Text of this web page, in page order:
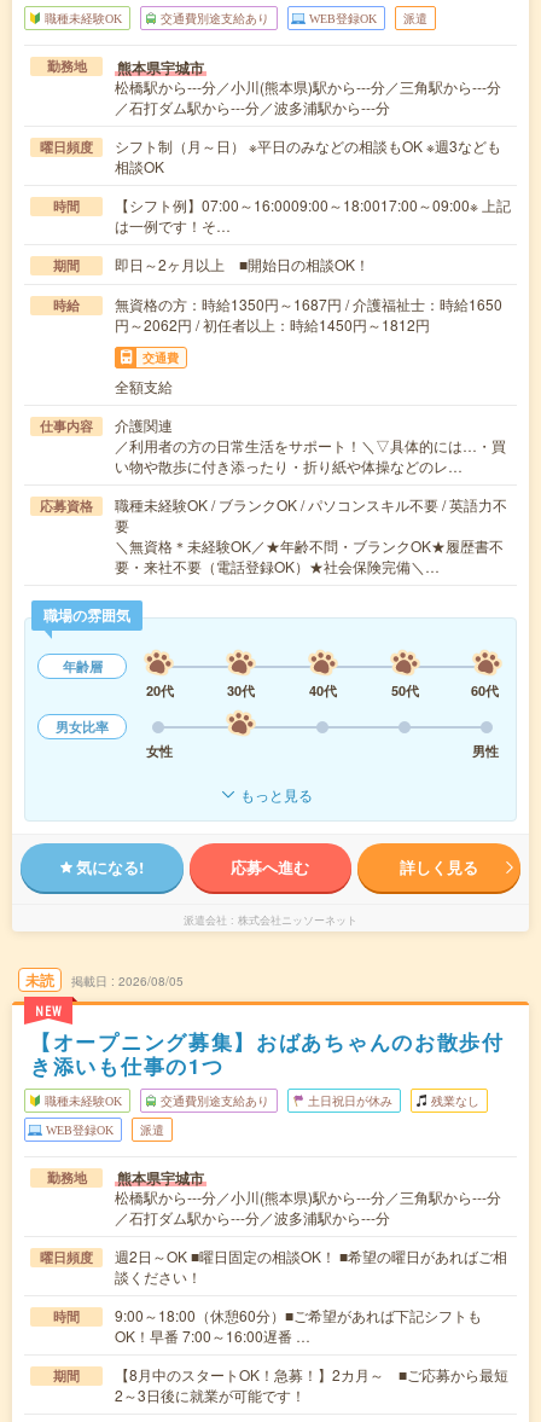
職種未経験OK 交通費別途支給あり WEB登録OK 派遣
勤務地 熊本県宇城市
松橋駅から---分／小川(熊本県)駅から---分／三角駅から---分
／石打ダム駅から---分／波多浦駅から---分
曜日頻度
シフト制（月～日） ※平日のみなどの相談もOK ※週3なども
相談OK
時間
【シフト例】07:00～16:0009:00～18:0017:00～09:00※ 上記
は一例です！そ…
期間 即日～2ヶ月以上 ■開始日の相談OK！
時給
無資格の方：時給1350円～1687円 / 介護福祉士：時給1650
円～2062円 / 初任者以上：時給1450円～1812円
交通費
全額支給
仕事内容
介護関連
／利用者の方の日常生活をサポート！＼▽具体的には…・買
い物や散歩に付き添ったり・折り紙や体操などのレ…
応募資格
職種未経験OK / ブランクOK / パソコンスキル不要 / 英語力不
要
＼無資格＊未経験OK／★年齢不問・ブランクOK★履歴書不
要・来社不要（電話登録OK）★社会保険完備＼…
職場の雰囲気
年齢層
20代
30代 40代 50代
60代
男女比率
女性
男性
もっと見る
気になる! 応募へ進む 詳しく見る
派遣会社 株式会社ニッソーネット
未読
NEW
掲載日 2026/08/05
【オープニング募集】おばあちゃんのお散歩付
き添いも仕事の1つ
職種未経験OK 交通費別途支給あり 土日祝日が休み 残業なし
WEB登録OK 派遣
勤務地 熊本県宇城市
松橋駅から---分／小川(熊本県)駅から---分／三角駅から---分
／石打ダム駅から---分／波多浦駅から---分
曜日頻度
週2日～OK ■曜日固定の相談OK！ ■希望の曜日があればご相
談ください！
時間
9:00～18:00（休憩60分）■ご希望があれば下記シフトも
OK！早番 7:00～16:00遅番 …
期間
【8月中のスタートOK！急募！】2カ月～ ■ご応募から最短
2～3日後に就業が可能です！